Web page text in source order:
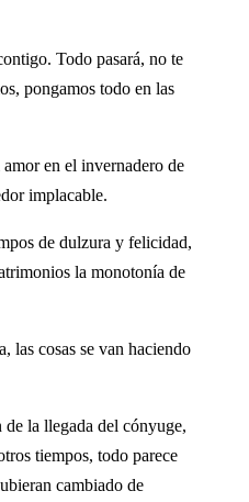
Todo pasará, no te
pongamos todo en las
en el invernadero de
implacable.
de dulzura y felicidad,
la monotonía de
las cosas se van haciendo
la llegada del cónyuge,
tiempos, todo parece
cambiado de